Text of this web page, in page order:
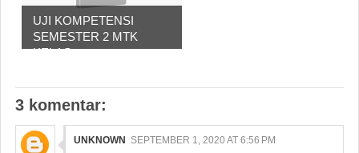
UJI KOMPETENSI
SEMESTER 2 MTK
KELAS...
3 komentar:
UNKNOWN SEPTEMBER 1, 2020 AT 6:56 PM